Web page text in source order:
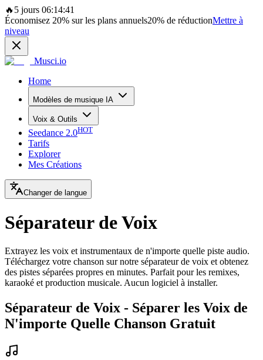
🔥 5 jours 06:14:41
Économisez 20% sur les plans annuels20% de réductionMettre à
niveau
Musci.io
Home
Modèles de musique IA
Voix & Outils
Seedance 2.0HOT
Tarifs
Explorer
Mes Créations
Changer de langue
Séparateur de Voix
Extrayez les voix et instrumentaux de n'importe quelle piste audio.
Téléchargez votre chanson sur notre séparateur de voix et obtenez
des pistes séparées propres en minutes. Parfait pour les remixes,
karaoké et production musicale. Aucun logiciel à installer.
Séparateur de Voix - Séparer les Voix de
N'importe Quelle Chanson Gratuit